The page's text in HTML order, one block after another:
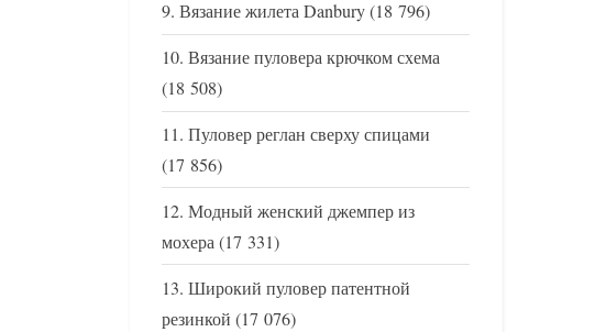
Вязание жилета Danbury(18 796)
Вязание пуловера крючком схема
(18 508)
Пуловер реглан сверху спицами
(17 856)
Модный женский джемпер из
мохера(17 331)
Широкий пуловер патентной
резинкой (17 076)